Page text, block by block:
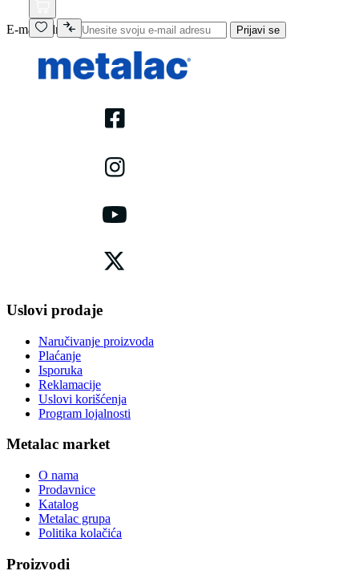
E-mail adresa Prijavi se
Uslovi prodaje
Naručivanje proizvoda
Plaćanje
Isporuka
Reklamacije
Uslovi korišćenja
Program lojalnosti
Metalac market
O nama
Prodavnice
Katalog
Metalac grupa
Politika kolačića
Proizvodi